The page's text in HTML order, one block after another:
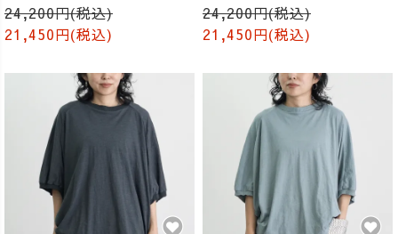
24,200円(税込)
21,450円(税込)
24,200円(税込)
21,450円(税込)